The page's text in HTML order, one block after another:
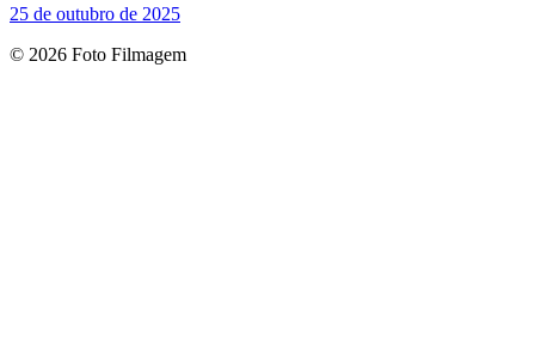
25 de outubro de 2025
© 2026 Foto Filmagem